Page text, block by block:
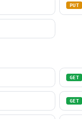
PUT
GET
GET